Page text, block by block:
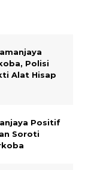
Polisi
Alat Hisap
Positif
Soroti